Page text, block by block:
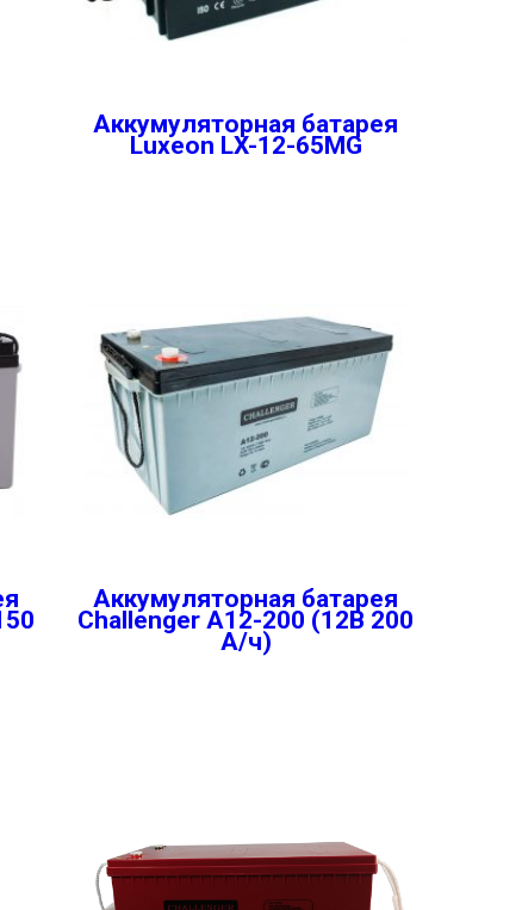
Аккумуляторная батарея
Luxeon LX-12-65MG
Аккумуляторная батарея
Challenger A12-200 (12В 200
А/ч)